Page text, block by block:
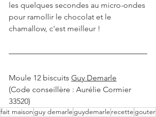
les quelques secondes au micro-ondes
pour ramollir le chocolat et le
chamallow, c'est meilleur !
Moule 12 biscuits Guy Demarle
(Code conseillère : Aurélie Cormier
33520)
fait maison guy demarle guydemarle recette gouter